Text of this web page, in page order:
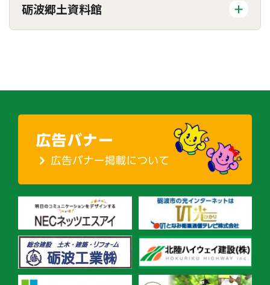
砺波郷土資料館